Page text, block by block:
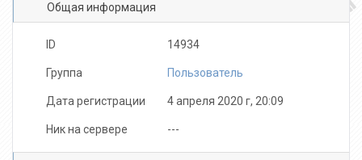
Общая информация
ID 14934
Группа Пользователь
Дата регистрации 4 апреля 2020 г, 20:09
Ник на сервере ---